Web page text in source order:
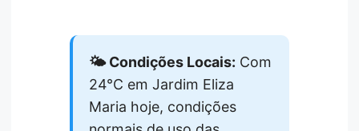
🌤️ Condições Locais: Com
24°C em Jardim Eliza
Maria hoje, condições